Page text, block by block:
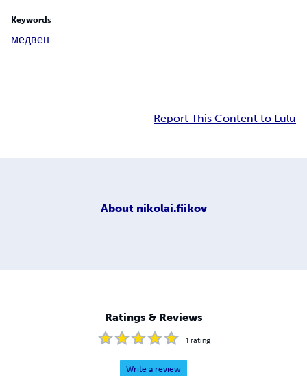
Keywords
медвен
Report This Content to Lulu
About nikolai.fiikov
Ratings & Reviews
1 rating
Write a review